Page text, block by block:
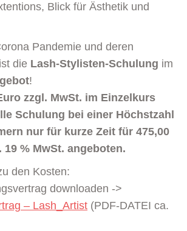
Blick für Ästhetik und
Pandemie und deren
die Lash-Stylisten-Schulung im
!
zzgl. MwSt. im Einzelkurs
Schulung bei einer Höchstzahl
nur für kurze Zeit für 475,00
% MwSt. angeboten.
den Kosten:
downloaden ->
– Lash_Artist (PDF-DATEI ca.